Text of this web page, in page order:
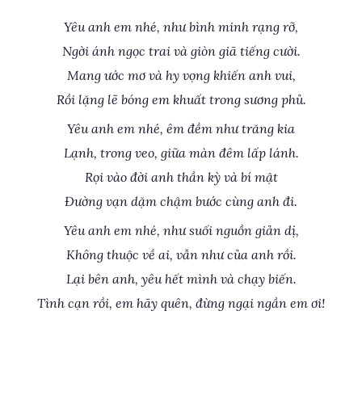
Yêu anh em nhé, như bình minh rạng rỡ,
Ngời ánh ngọc trai và giòn giã tiếng cười.
Mang ước mơ và hy vọng khiến anh vui,
Rồi lặng lẽ bóng em khuất trong sương phủ.
Yêu anh em nhé, êm đềm như trăng kia
Lạnh, trong veo, giữa màn đêm lấp lánh.
Rọi vào đời anh thần kỳ và bí mật
Đường vạn dặm chậm bước cùng anh đi.
Yêu anh em nhé, như suối nguồn giản dị,
Không thuộc về ai, vẫn như của anh rồi.
Lại bên anh, yêu hết mình và chạy biến.
Tình cạn rồi, em hãy quên, đừng ngại ngần em ơi!